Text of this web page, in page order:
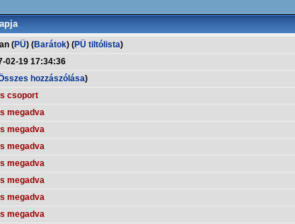
(PÜ) (Barátok) (PÜ tiltólista)
02-19 17:34:36
hozzászólása)
csoport
megadva
megadva
megadva
megadva
megadva
megadva
megadva